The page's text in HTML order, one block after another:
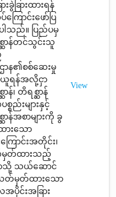
းခွဲခြားထားရန်
ြောင်းဖော်ပြ
ါသည်။ ပြည်ပမှ
ာန်တင်သွင်းသူ
ဌာန၏စစ်ဆေးမှု
ရန်အလို့ငှာ
ာန်၊ တိရစ္ဆာန်
စည်းများနှင့်
ာန်အစာများကို ခွ
ားသော
ြောင်းအတိုင်း၊
တ်ထားသည့်
ာသို့ သယ်ဆောင်
သတ်မှတ်ထားသော
ပိုင်းအခြား
View